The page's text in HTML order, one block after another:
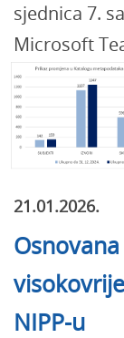
sjednica 7.
Microsoft
21.01.2026.
NIPP-u